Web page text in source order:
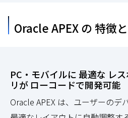
Oracle APEX の 特徴
PC・モバイルに 最適な レ
リが ローコードで開発可能
Oracle APEX は、ユーザーのデ